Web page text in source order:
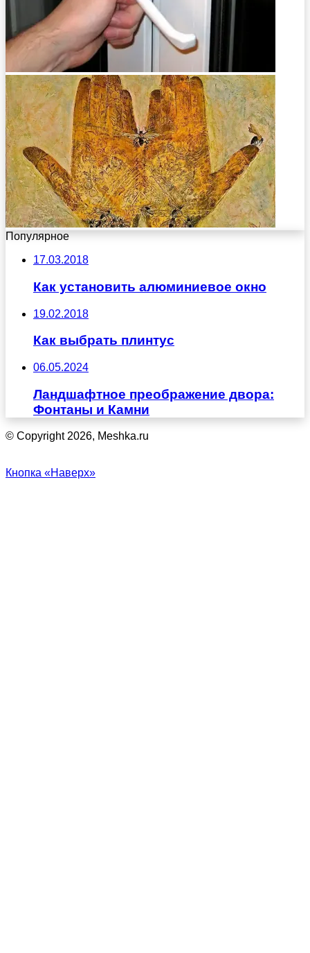
Популярное
17.03.2018
Как установить алюминиевое окно
19.02.2018
Как выбрать плинтус
06.05.2024
Ландшафтное преображение двора:
Фонтаны и Камни
© Copyright 2026, Meshka.ru
Кнопка «Наверх»